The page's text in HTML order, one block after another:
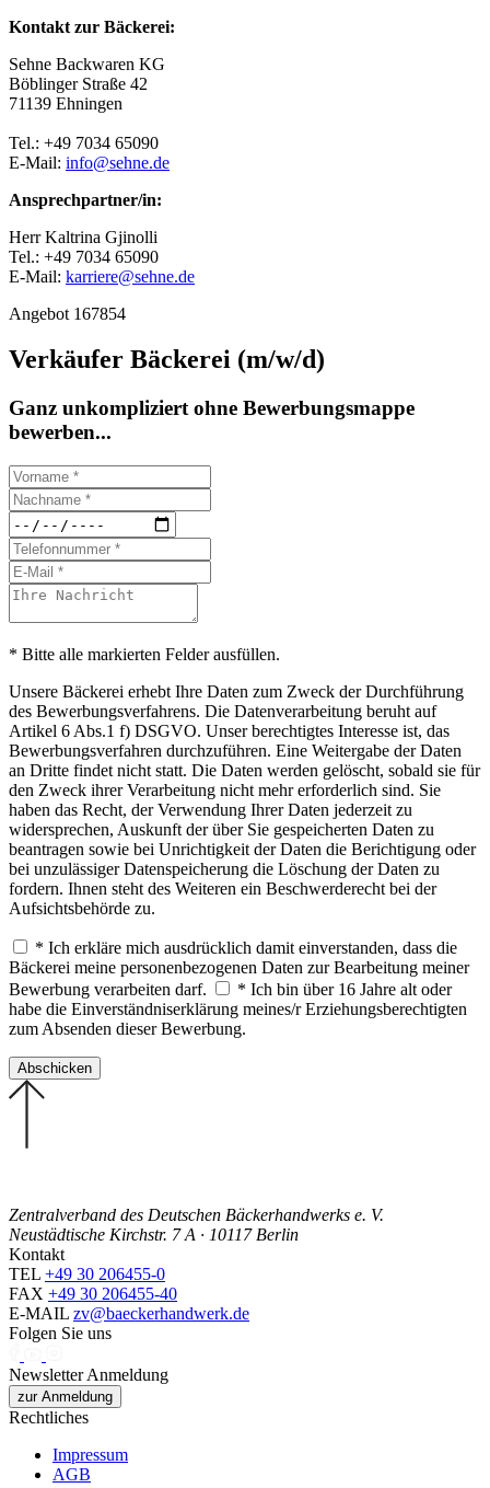
Kontakt zur Bäckerei:
Sehne Backwaren KG
Böblinger Straße 42
71139 Ehningen
Tel.: +49 7034 65090
E-Mail: info@sehne.de
Ansprechpartner/in:
Herr Kaltrina Gjinolli
Tel.: +49 7034 65090
E-Mail: karriere@sehne.de
Angebot 167854
Verkäufer Bäckerei (m/w/d)
Ganz unkompliziert ohne Bewerbungsmappe
bewerben...
* Bitte alle markierten Felder ausfüllen.
Unsere Bäckerei erhebt Ihre Daten zum Zweck der Durchführung
des Bewerbungsverfahrens. Die Datenverarbeitung beruht auf
Artikel 6 Abs.1 f) DSGVO. Unser berechtigtes Interesse ist, das
Bewerbungsverfahren durchzuführen. Eine Weitergabe der Daten
an Dritte findet nicht statt. Die Daten werden gelöscht, sobald sie für
den Zweck ihrer Verarbeitung nicht mehr erforderlich sind. Sie
haben das Recht, der Verwendung Ihrer Daten jederzeit zu
widersprechen, Auskunft der über Sie gespeicherten Daten zu
beantragen sowie bei Unrichtigkeit der Daten die Berichtigung oder
bei unzulässiger Datenspeicherung die Löschung der Daten zu
fordern. Ihnen steht des Weiteren ein Beschwerderecht bei der
Aufsichtsbehörde zu.
* Ich erkläre mich ausdrücklich damit einverstanden, dass die
Bäckerei meine personenbezogenen Daten zur Bearbeitung meiner
Bewerbung verarbeiten darf.
* Ich bin über 16 Jahre alt oder
habe die Einverständniserklärung meines/r Erziehungsberechtigten
zum Absenden dieser Bewerbung.
Zentralverband des Deutschen Bäckerhandwerks e. V.
Neustädtische Kirchstr. 7 A · 10117 Berlin
Kontakt
TEL +49 30 206455-0
FAX +49 30 206455-40
E-MAIL zv@baeckerhandwerk.de
Folgen Sie uns
Newsletter Anmeldung
zur Anmeldung
Rechtliches
Impressum
AGB